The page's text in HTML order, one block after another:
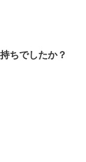
ちでしたか？